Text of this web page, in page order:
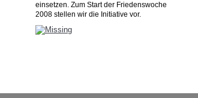
einsetzen. Zum Start der Friedenswoche
2008 stellen wir die Initiative vor.